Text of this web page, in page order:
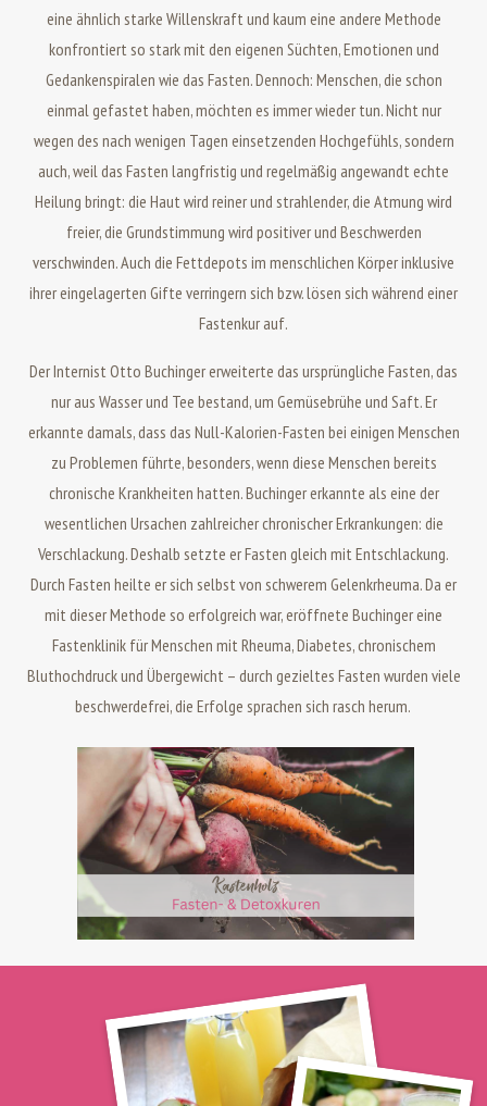
eine ähnlich starke Willenskraft und kaum eine andere Methode
konfrontiert so stark mit den eigenen Süchten, Emotionen und
Gedankenspiralen wie das Fasten. Dennoch: Menschen, die schon
einmal gefastet haben, möchten es immer wieder tun. Nicht nur
wegen des nach wenigen Tagen einsetzenden Hochgefühls, sondern
auch, weil das Fasten langfristig und regelmäßig angewandt echte
Heilung bringt: die Haut wird reiner und strahlender, die Atmung wird
freier, die Grundstimmung wird positiver und Beschwerden
verschwinden. Auch die Fettdepots im menschlichen Körper inklusive
ihrer eingelagerten Gifte verringern sich bzw. lösen sich während einer
Fastenkur auf.
Der Internist Otto Buchinger erweiterte das ursprüngliche Fasten, das
nur aus Wasser und Tee bestand, um Gemüsebrühe und Saft. Er
erkannte damals, dass das Null-Kalorien-Fasten bei einigen Menschen
zu Problemen führte, besonders, wenn diese Menschen bereits
chronische Krankheiten hatten. Buchinger erkannte als eine der
wesentlichen Ursachen zahlreicher chronischer Erkrankungen: die
Verschlackung. Deshalb setzte er Fasten gleich mit Entschlackung.
Durch Fasten heilte er sich selbst von schwerem Gelenkrheuma. Da er
mit dieser Methode so erfolgreich war, eröffnete Buchinger eine
Fastenklinik für Menschen mit Rheuma, Diabetes, chronischem
Bluthochdruck und Übergewicht – durch gezieltes Fasten wurden viele
beschwerdefrei, die Erfolge sprachen sich rasch herum.